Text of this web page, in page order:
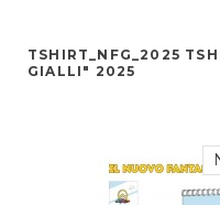
TSHIRT_NFG_2025
GIALLI" 2025